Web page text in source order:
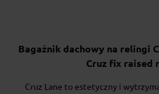
Bagażnik dachowy na relingi
Cruz fix raised
Cruz Lane to estetyczny i